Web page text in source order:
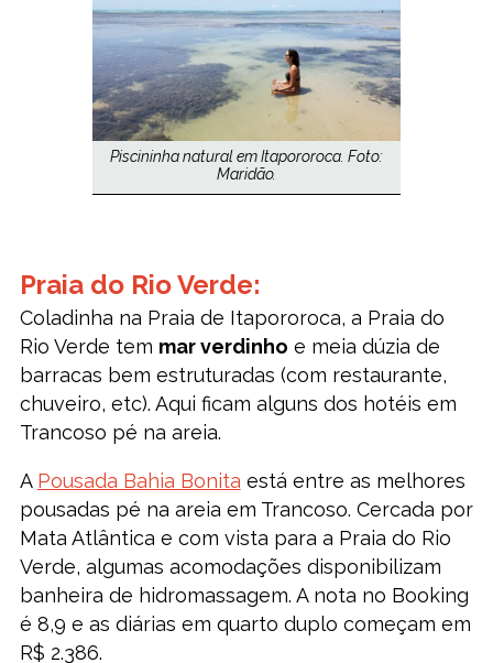
Piscininha natural em Itapororoca. Foto:
Maridão.
Praia do Rio Verde:
Coladinha na Praia de Itapororoca, a Praia do
Rio Verde tem mar verdinho e meia dúzia de
barracas bem estruturadas (com restaurante,
chuveiro, etc). Aqui ficam alguns dos hotéis em
Trancoso pé na areia.
A Pousada Bahia Bonita está entre as melhores
pousadas pé na areia em Trancoso. Cercada por
Mata Atlântica e com vista para a Praia do Rio
Verde, algumas acomodações disponibilizam
banheira de hidromassagem. A nota no Booking
é 8,9 e as diárias em quarto duplo começam em
R$ 2.386.